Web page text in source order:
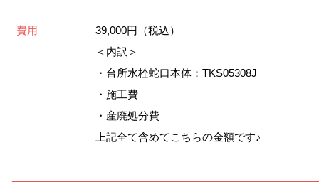
費用
39,000円（税込）
＜内訳＞
・台所水栓蛇口本体：TKS05308J
・施工費
・産廃処分費
上記全て含めてこちらの金額です♪